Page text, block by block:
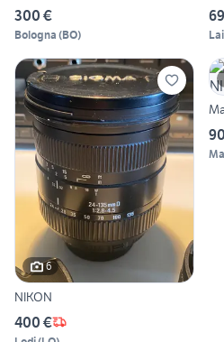
300 €
Bologna (BO)
6
NIKON
400 €